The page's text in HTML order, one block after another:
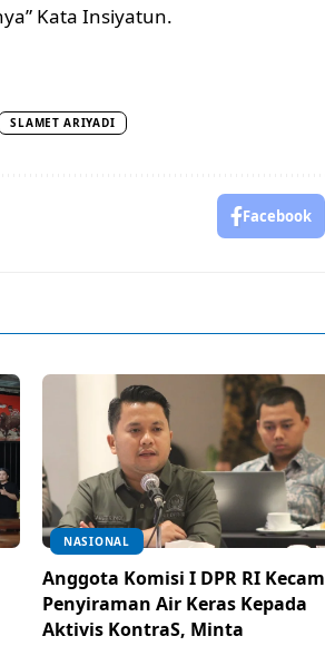
Kata Insiyatun.
SLAMET ARIYADI
Facebook
NASIONAL
Anggota Komisi I DPR RI Kecam
Penyiraman Air Keras Kepada
Aktivis KontraS, Minta